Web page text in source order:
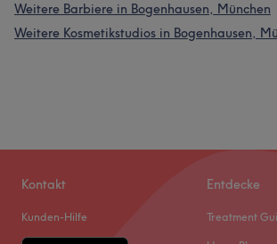
Weitere Barbiere in Bogenhausen, München
Weitere Kosmetikstudios in Bogenhausen,
Kontakt
Kunden-Hilfe
Entdecke
Treatment